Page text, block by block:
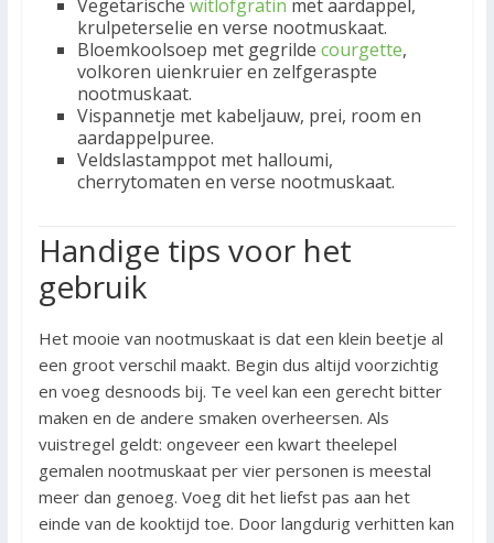
Vegetarische witlofgratin met aardappel,
krulpeterselie en verse nootmuskaat.
Bloemkoolsoep met gegrilde courgette,
volkoren uienkruier en zelfgeraspte
nootmuskaat.
Vispannetje met kabeljauw, prei, room en
aardappelpuree.
Veldslastamppot met halloumi,
cherrytomaten en verse nootmuskaat.
Handige tips voor het
gebruik
Het mooie van nootmuskaat is dat een klein beetje al
een groot verschil maakt. Begin dus altijd voorzichtig
en voeg desnoods bij. Te veel kan een gerecht bitter
maken en de andere smaken overheersen. Als
vuistregel geldt: ongeveer een kwart theelepel
gemalen nootmuskaat per vier personen is meestal
meer dan genoeg. Voeg dit het liefst pas aan het
einde van de kooktijd toe. Door langdurig verhitten kan